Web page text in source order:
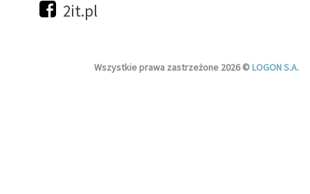
2it.pl
Wszystkie prawa zastrzeżone 2026 ©LOGON S.A.